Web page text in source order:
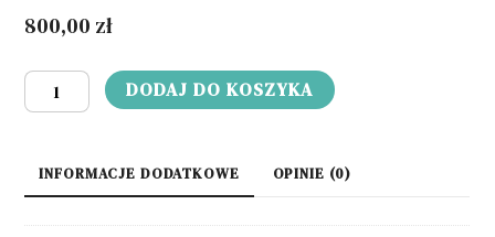
800,00 zł
ilość
Calvin
m5463
DODAJ DO KOSZYKA
INFORMACJE DODATKOWE OPINIE (0)